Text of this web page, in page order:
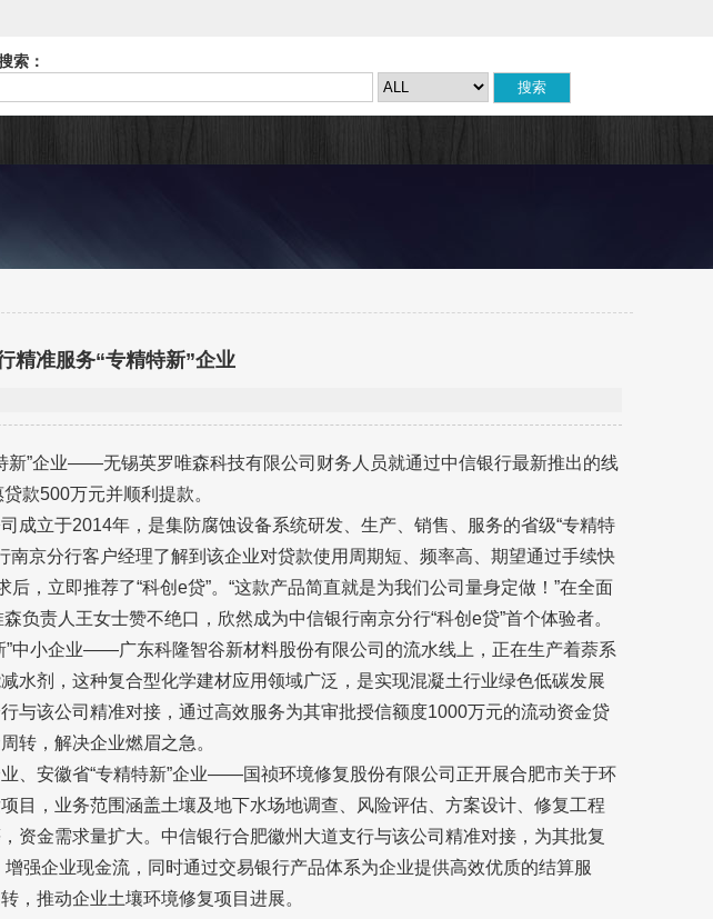
索：
精准服务“专精特新”企业
新”企业——无锡英罗唯森科技有限公司财务人员就通过中信银行最新推出的线
贷款500万元并顺利提款。
成立于2014年，是集防腐蚀设备系统研发、生产、销售、服务的省级“专精特
南京分行客户经理了解到该企业对贷款使用周期短、频率高、期望通过手续快
后，立即推荐了“科创e贷”。“这款产品简直就是为我们公司量身定做！”在全面
负责人王女士赞不绝口，欣然成为中信银行南京分行“科创e贷”首个体验者。
”中小企业——广东科隆智谷新材料股份有限公司的流水线上，正在生产着萘系
水剂，这种复合型化学建材应用领域广泛，是实现混凝土行业绿色低碳发展
与该公司精准对接，通过高效服务为其审批授信额度1000万元的流动资金贷
转，解决企业燃眉之急。
、安徽省“专精特新”企业——国祯环境修复股份有限公司正开展合肥市关于环
目，业务范围涵盖土壤及地下水场地调查、风险评估、方案设计、修复工程
资金需求量扩大。中信银行合肥徽州大道支行与该公司精准对接，为其批复
强企业现金流，同时通过交易银行产品体系为企业提供高效优质的结算服
，推动企业土壤环境修复项目进展。